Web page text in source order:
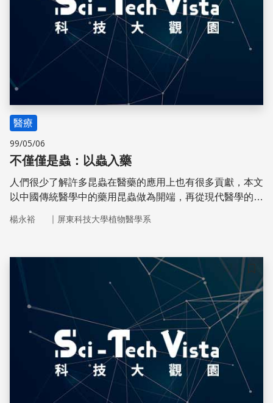
醫療
99/05/06
不僅僅是蟲：以蟲入藥
人們很少了解許多昆蟲在醫藥的應用上也有很多貢獻，本文
以中國傳統醫學中的藥用昆蟲做為開端，再從現代醫學的角
楊永裕 ｜ 屏東科技大學植物醫學系
儲存